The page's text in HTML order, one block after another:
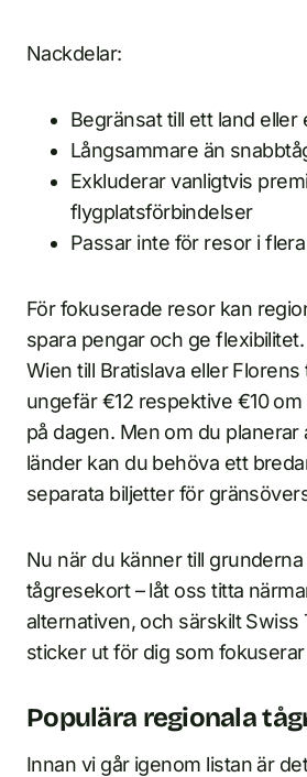
Nackdelar:
Begränsat till ett land eller
Långsammare än
Exkluderar vanligtvis
flygplatsförbindelser
Passar inte för resor i
För fokuserade resor kan
spara pengar och ge
Wien till Bratislava eller Florens
ungefär €12 respektive €10
på dagen. Men om du planerar
länder kan du behöva ett
separata biljetter för
Nu när du känner till
tågresekort – låt oss titta
alternativen, och särskilt Swiss
sticker ut för dig som
Populära regionala
Innan vi går igenom listan är